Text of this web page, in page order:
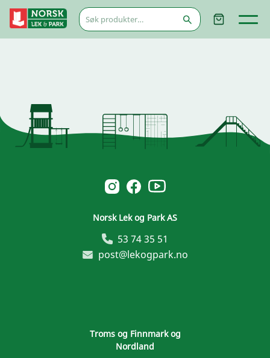
Søk
etter:
Norsk Leg & Park instagram
Norsk Leg & Park facebook
Norsk Leg & Park youtube
Norsk Lek og Park AS
53 74 35 51
post@lekogpark.no
Troms og Finnmark og
Nordland